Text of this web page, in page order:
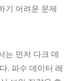
기 어려운 문제
는 먼저 다크 데
. 파수 데이터 레